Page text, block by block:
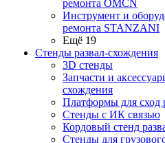
ремонта OMCN
Инструмент и
ремонта STANZANI
Ещё 19
Стенды развал-схождения
3D стенды
Запчасти и
схождения
Платформы для сход
Стенды с ИК связью
Кордовый стенд
Стенды для